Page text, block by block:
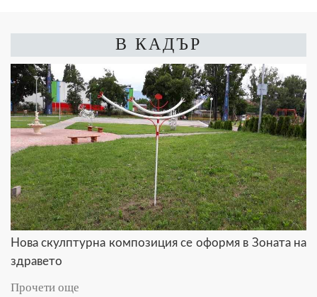
В КАДЪР
Нова скулптурна композиция се оформя в Зоната на
здравето
Прочети още